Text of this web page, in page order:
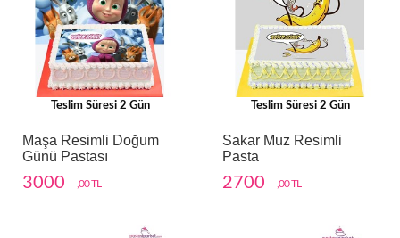
Teslim Süresi 2 Gün
Maşa Resimli Doğum
Günü Pastası
3000 ,00 TL
Teslim Süresi 2 Gün
Sakar Muz Resimli
Pasta
2700 ,00 TL